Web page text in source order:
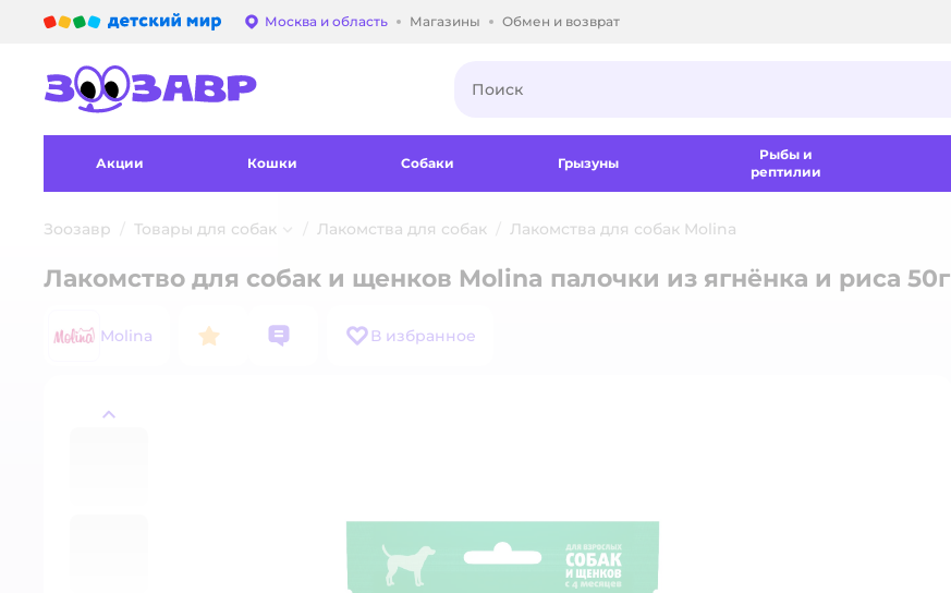
Выбор адреса доставки.
Москва и область Магазины Обмен и возврат
Акции Кошки Собаки Грызуны
Рыбы и
рептилии
Зоозавр Товары для собак Лакомства для собак Лакомства для собак Molina
назад
Лакомство для собак и щенков Molina палочки из ягнёнка и риса 50г
Molina В избранное